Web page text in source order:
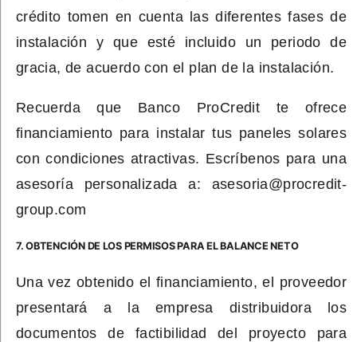
crédito tomen en cuenta las diferentes fases de
instalación y que esté incluido un periodo de
gracia, de acuerdo con el plan de la instalación.
Recuerda que Banco ProCredit te ofrece
financiamiento para instalar tus paneles solares
con condiciones atractivas. Escríbenos para una
asesoría personalizada a: asesoria@procredit-
group.com
7. OBTENCIÓN DE LOS PERMISOS PARA EL BALANCE NETO
Una vez obtenido el financiamiento, el proveedor
presentará a la empresa distribuidora los
documentos de factibilidad del proyecto para